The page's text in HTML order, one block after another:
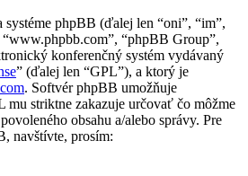
systéme phpBB (ďalej len “oni”, “im”,
“phpBB Group”,
konferenčný systém vydávaný
” (ďalej len “GPL”), a ktorý je
. Softvér phpBB umožňuje
mu striktne zakazuje určovať čo môžme
obsahu a/alebo správy. Pre
navštívte, prosím: